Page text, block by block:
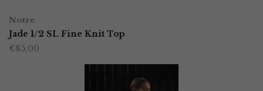
product
heeft
Notre
Jade 1/2 SL Fine Knit Top
€85,00